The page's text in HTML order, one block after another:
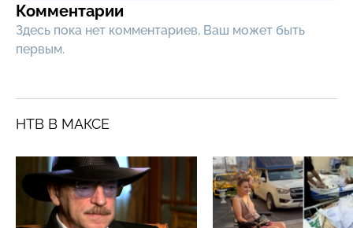
Комментарии
Здесь пока нет комментариев, Ваш может быть
первым.
НТВ В МАКСЕ